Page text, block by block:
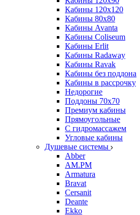
Кабины 120х120
Кабины 80х80
Кабины Avanta
Кабины Coliseum
Кабины Erlit
Кабины Radaway
Кабины Ravak
Кабины без поддона
Кабины в рассрочку
Недорогие
Поддоны 70x70
Премиум кабины
Прямоугольные
С гидромассажем
Угловые кабины
Душевые системы
Abber
AM.PM
Armatura
Bravat
Cersanit
Deante
Ekko